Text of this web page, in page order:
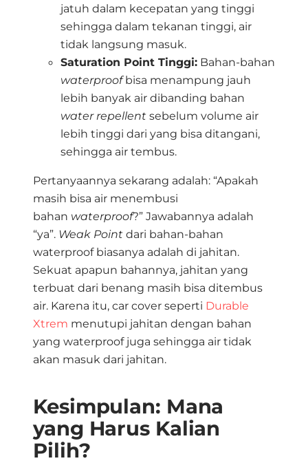
jatuh dalam kecepatan yang tinggi
sehingga dalam tekanan tinggi, air
tidak langsung masuk.
Saturation Point Tinggi: Bahan-bahan
waterproofbisa menampung jauh
lebih banyak air dibanding bahan
water repellent sebelum volume air
lebih tinggi dari yang bisa ditangani,
sehingga air tembus.
Pertanyaannya sekarang adalah: “Apakah
masih bisa air menembusi
bahan waterproof?” Jawabannya adalah
“ya”. Weak Point dari bahan-bahan
waterproof biasanya adalah di jahitan.
Sekuat apapun bahannya, jahitan yang
terbuat dari benang masih bisa ditembus
air. Karena itu, car cover seperti Durable
Xtrem menutupi jahitan dengan bahan
yang waterproof juga sehingga air tidak
akan masuk dari jahitan.
Kesimpulan: Mana
yang Harus Kalian
Pilih?